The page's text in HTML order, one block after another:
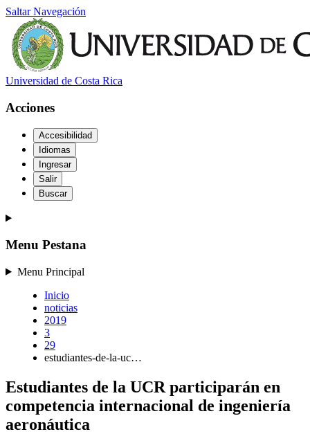
Saltar Navegación
Universidad de Costa Rica
Acciones
Accesibilidad
Idiomas
Ingresar
Salir
Buscar
Menu Pestana
Menu Principal
Inicio
noticias
2019
3
29
estudiantes-de-la-uc…
Estudiantes de la UCR participarán en
competencia internacional de ingeniería
aeronáutica